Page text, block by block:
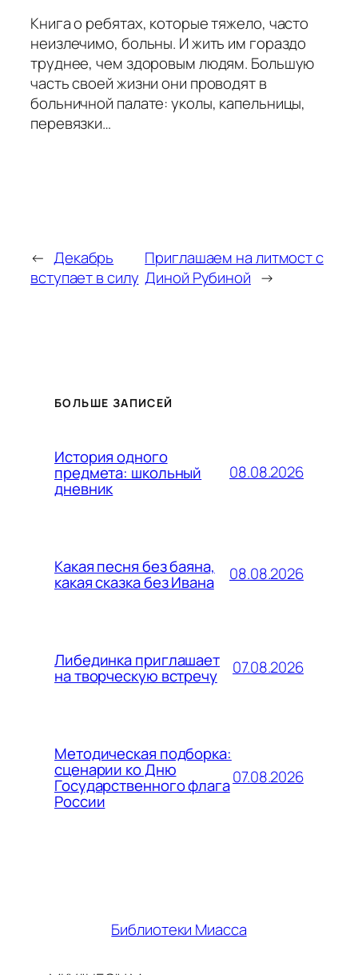
Книга о ребятах, которые тяжело, часто
неизлечимо, больны. И жить им гораздо
труднее, чем здоровым людям. Большую
часть своей жизни они проводят в
больничной палате: уколы, капельницы,
перевязки…
← Декабрь
вступает в силу
Приглашаем на литмост с
Диной Рубиной →
БОЛЬШЕ ЗАПИСЕЙ
История одного
предмета: школьный
дневник
08.08.2026
Какая песня без баяна,
какая сказка без Ивана 08.08.2026
Либединка приглашает
на творческую встречу 07.08.2026
Методическая подборка:
сценарии ко Дню
Государственного флага
России
07.08.2026
Библиотеки Миасса